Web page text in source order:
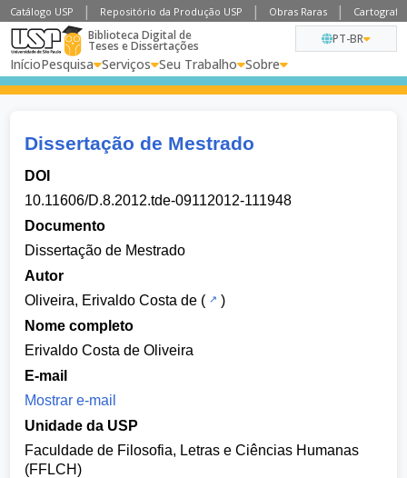
Catálogo USP Repositório da Produção USP Obras Raras
Biblioteca Digital de
Teses e Dissertações
InícioPesquisa Serviços Seu Trabalho Sobre
PT-BR
Dissertação de Mestrado
DOI
10.11606/D.8.2012.tde-09112012-111948
Documento
Dissertação de Mestrado
Autor
Oliveira, Erivaldo Costa de (
)
Nome completo
Erivaldo Costa de Oliveira
E-mail
Mostrar e-mail
Unidade da USP
Faculdade de Filosofia, Letras e Ciências Humanas
(FFLCH)